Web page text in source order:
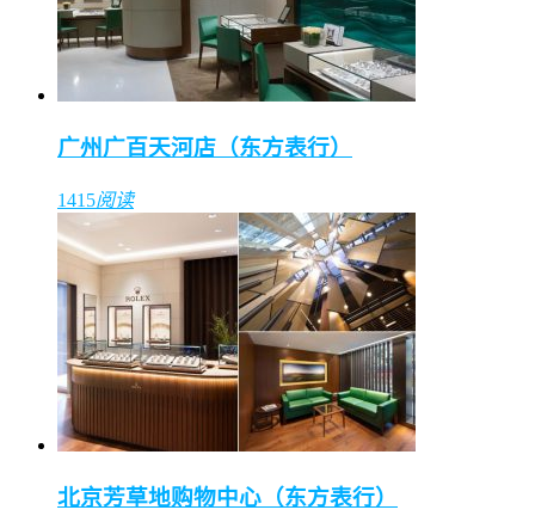
广州广百天河店（东方表行）
1415阅读
北京芳草地购物中心（东方表行）